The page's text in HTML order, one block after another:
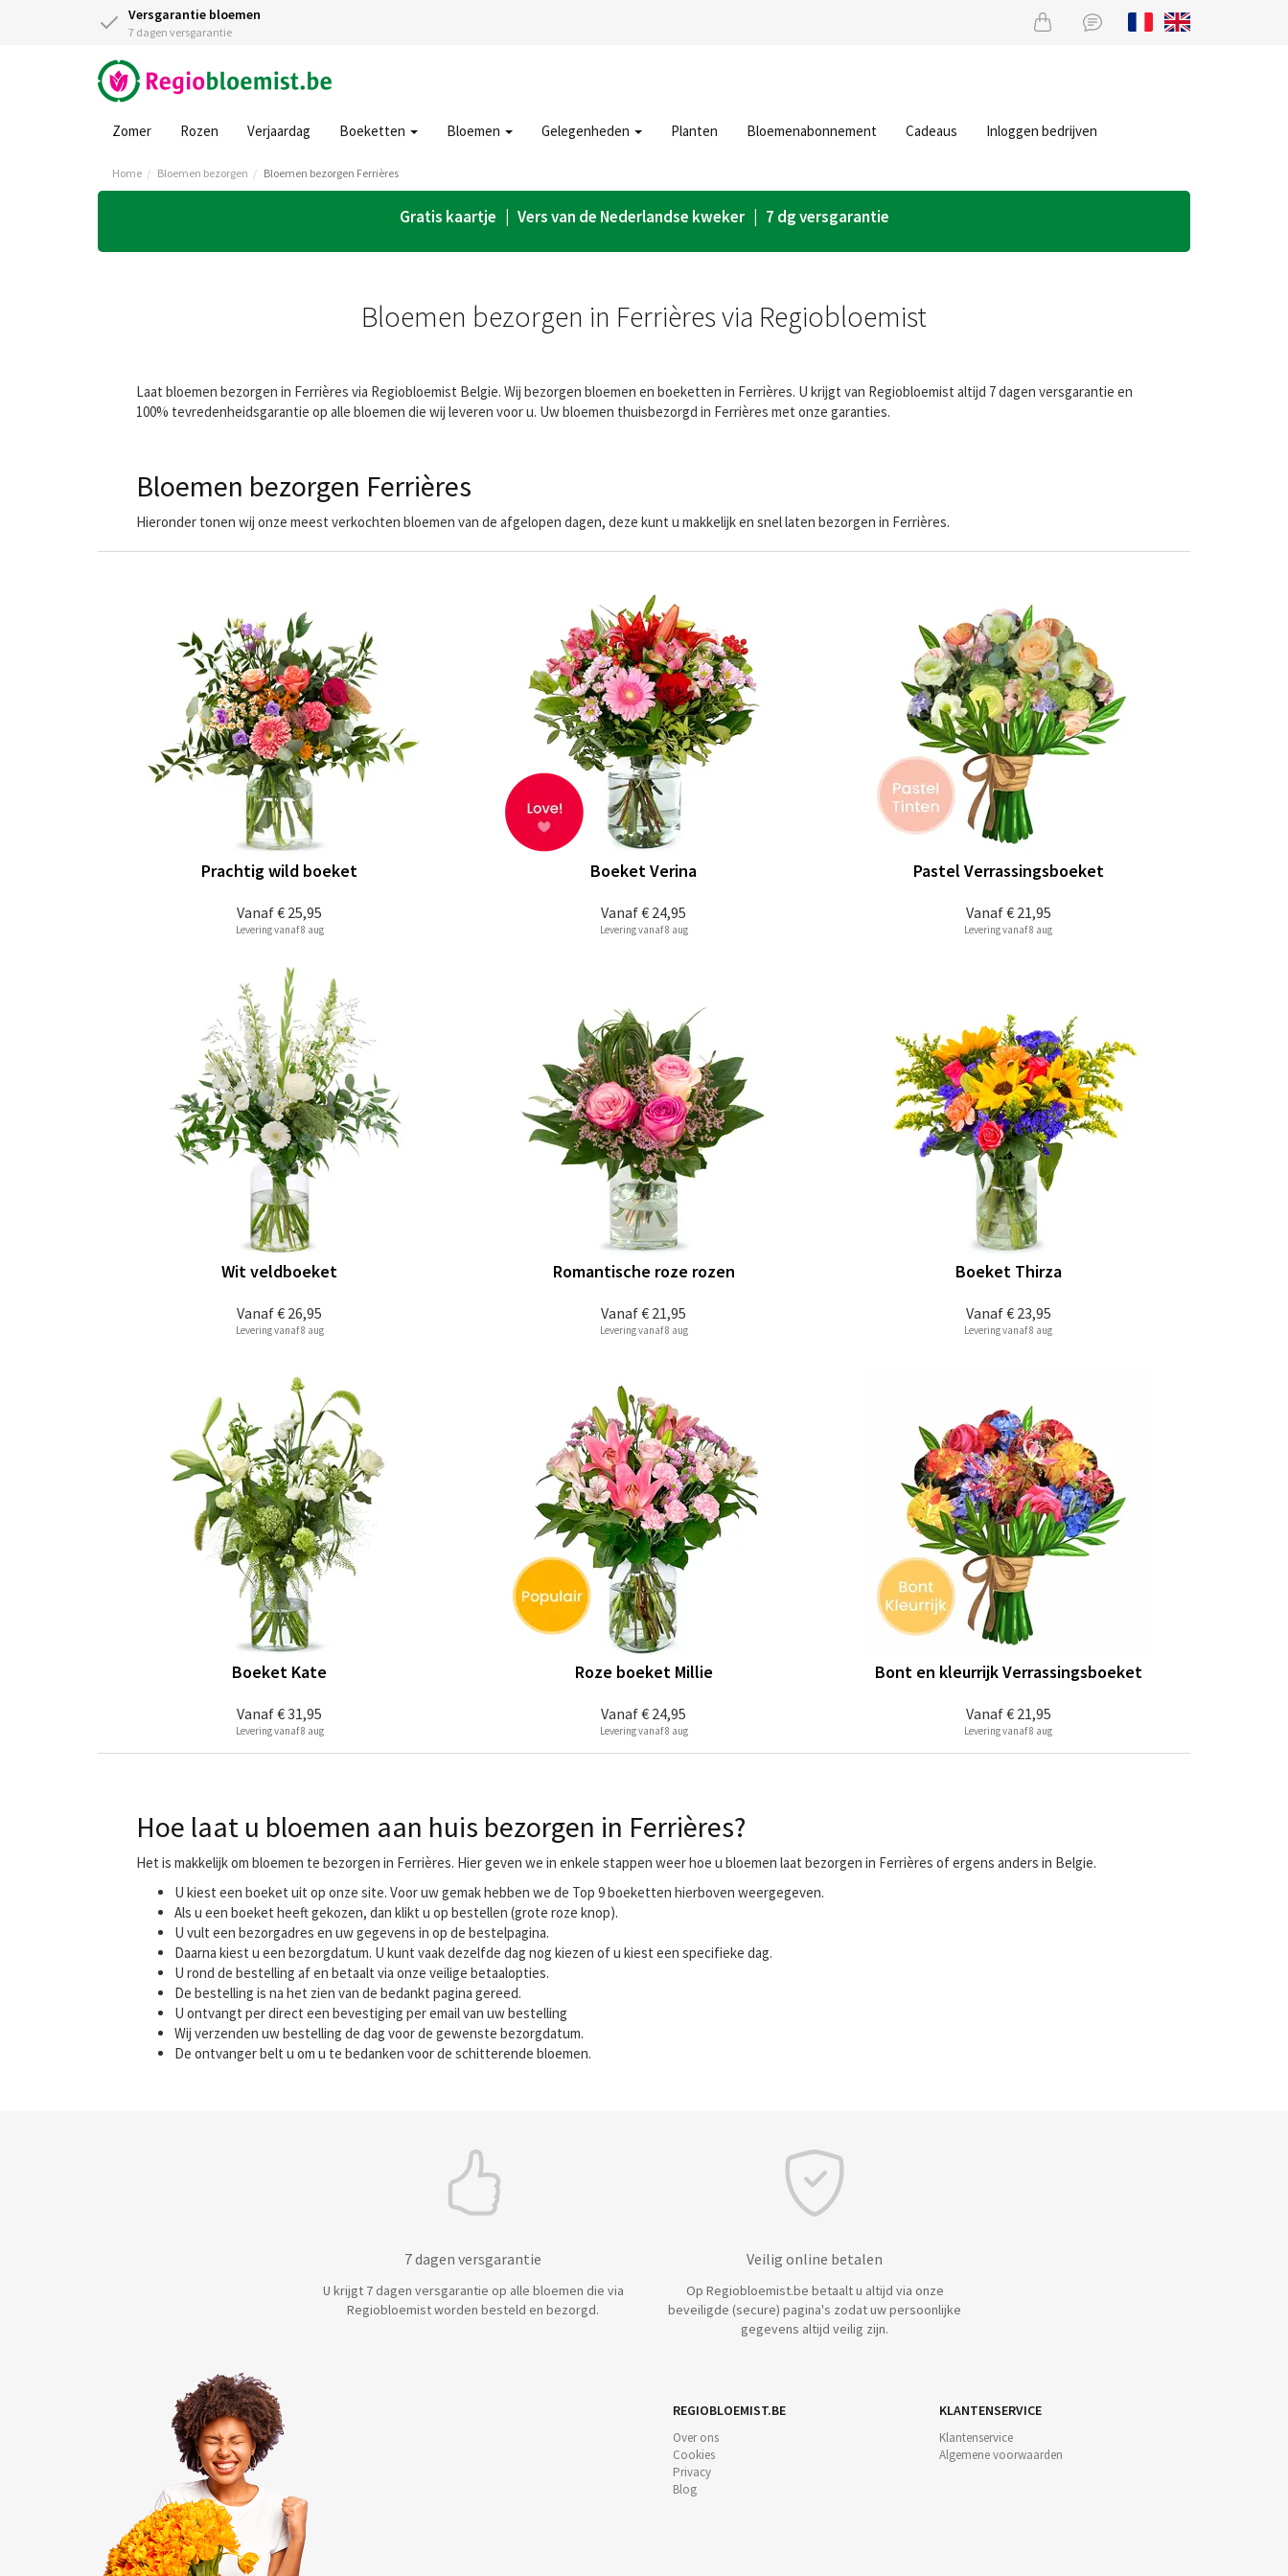
Versgarantie bloemen
7 dagen versgarantie
Zomer Rozen Verjaardag Boeketten Bloemen Gelegenheden Planten Bloemenabonnement Cadeaus Inloggen bedrijven
Home Bloemen bezorgen Bloemen bezorgen Ferrières
Gratis kaartje | Vers van de Nederlandse kweker | 7 dg versgarantie
Bloemen bezorgen in Ferrières via Regiobloemist
Laat bloemen bezorgen in Ferrières via Regiobloemist Belgie. Wij bezorgen bloemen en boeketten in Ferrières. U krijgt van Regiobloemist altijd 7 dagen versgarantie en
100% tevredenheidsgarantie op alle bloemen die wij leveren voor u. Uw bloemen thuisbezorgd in Ferrières met onze garanties.
Bloemen bezorgen Ferrières
Hieronder tonen wij onze meest verkochten bloemen van de afgelopen dagen, deze kunt u makkelijk en snel laten bezorgen in Ferrières.
Vanaf€ 25,95
Prachtig wild boeket
Levering vanaf 8 aug
Vanaf€ 24,95
Boeket Verina
Levering vanaf 8 aug
Vanaf€ 21,95
Pastel Verrassingsboeket
Levering vanaf 8 aug
Vanaf€ 26,95
Wit veldboeket
Levering vanaf 8 aug
Vanaf€ 21,95
Romantische roze rozen
Levering vanaf 8 aug
Vanaf€ 23,95
Boeket Thirza
Levering vanaf 8 aug
Vanaf€ 31,95
Boeket Kate
Levering vanaf 8 aug
Vanaf€ 24,95
Roze boeket Millie
Levering vanaf 8 aug
Vanaf€ 21,95
Bont en kleurrijk Verrassingsboeket
Levering vanaf 8 aug
Hoe laat u bloemen aan huis bezorgen in Ferrières?
Het is makkelijk om bloemen te bezorgen in Ferrières. Hier geven we in enkele stappen weer hoe u bloemen laat bezorgen in Ferrières of ergens anders in Belgie.
U kiest een boeket uit op onze site. Voor uw gemak hebben we de Top 9 boeketten hierboven weergegeven.
Als u een boeket heeft gekozen, dan klikt u op bestellen (grote roze knop).
U vult een bezorgadres en uw gegevens in op de bestelpagina.
Daarna kiest u een bezorgdatum. U kunt vaak dezelfde dag nog kiezen of u kiest een specifieke dag.
U rond de bestelling af en betaalt via onze veilige betaalopties.
De bestelling is na het zien van de bedankt pagina gereed.
U ontvangt per direct een bevestiging per email van uw bestelling
Wij verzenden uw bestelling de dag voor de gewenste bezorgdatum.
De ontvanger belt u om u te bedanken voor de schitterende bloemen.
7 dagen versgarantie
U krijgt 7 dagen versgarantie op alle bloemen die via
Regiobloemist worden besteld en bezorgd.
Veilig online betalen
Op Regiobloemist.be betaalt u altijd via onze
beveiligde (secure) pagina's zodat uw persoonlijke
gegevens altijd veilig zijn.
REGIOBLOEMIST.BE
Over ons
Cookies
Privacy
Blog
KLANTENSERVICE
Klantenservice
Algemene voorwaarden